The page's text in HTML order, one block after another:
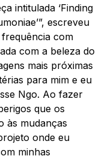
intitulada ‘Finding
escreveu
frequência com
com a beleza do
mais próximas
para mim e eu
Ngo. Ao fazer
que os
às mudanças
onde eu
minhas